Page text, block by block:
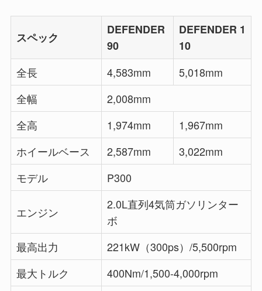
スペック
DEFENDER
90
DEFENDER 1
10
全長
4,583mm
5,018mm
全幅
2,008mm
全高
1,974mm
1,967mm
ホイールベース
2,587mm
3,022mm
モデル
P300
エンジン
2.0L直列4気筒ガソリンター
ボ
最高出力
221kW（300ps）/5,500rpm
最大トルク
400Nm/1,500-4,000rpm